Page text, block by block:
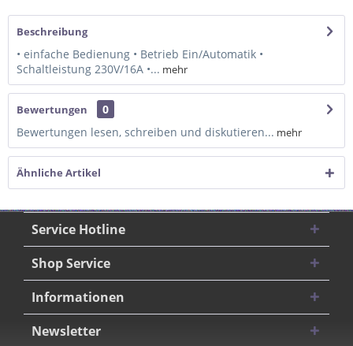
Beschreibung
• einfache Bedienung • Betrieb Ein/Automatik •
Schaltleistung 230V/16A •... mehr
Bewertungen
0
Bewertungen lesen, schreiben und diskutieren... mehr
Ähnliche Artikel
Service Hotline
Shop Service
Informationen
Newsletter